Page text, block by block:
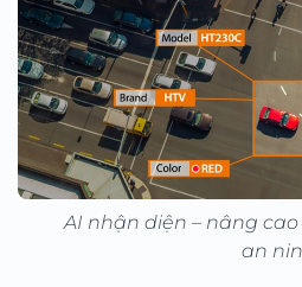
AI nhận diện – nâng
an